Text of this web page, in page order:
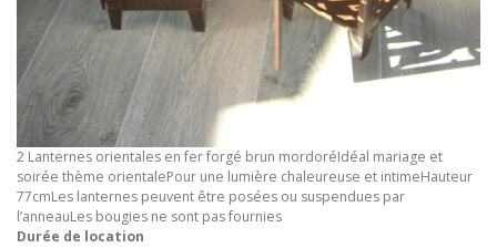
2 Lanternes orientales en fer forgé brun mordoréIdéal mariage et
soirée thème orientalePour une lumière chaleureuse et intimeHauteur
77cmLes lanternes peuvent être posées ou suspendues par
l’anneauLes bougies ne sont pas fournies
Durée de location